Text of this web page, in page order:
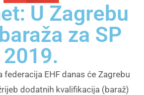
U Zagrebu
za SP
2019.
federacija EHF danas će Zagrebu
dodatnih kvalifikacija (baraž)